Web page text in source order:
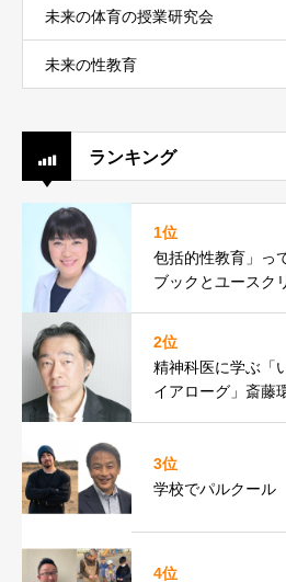
未来の体育の授業研究会
未来の性教育
ランキング
1位
包括的性教育」っ
ブックとユースク
2位
精神科医に学ぶ「
イアローグ」斎藤
3位
学校でパルクール
4位